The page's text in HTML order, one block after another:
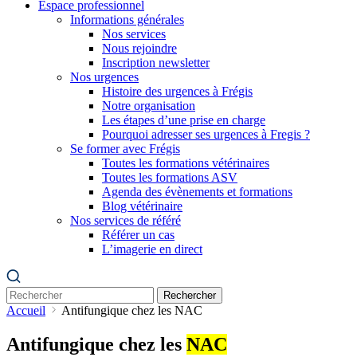
Espace professionnel
Informations générales
Nos services
Nous rejoindre
Inscription newsletter
Nos urgences
Histoire des urgences à Frégis
Notre organisation
Les étapes d’une prise en charge
Pourquoi adresser ses urgences à Fregis ?
Se former avec Frégis
Toutes les formations vétérinaires
Toutes les formations ASV
Agenda des évènements et formations
Blog vétérinaire
Nos services de référé
Référer un cas
L’imagerie en direct
Rechercher
Accueil Antifungique chez les NAC
Antifungique chez les NAC